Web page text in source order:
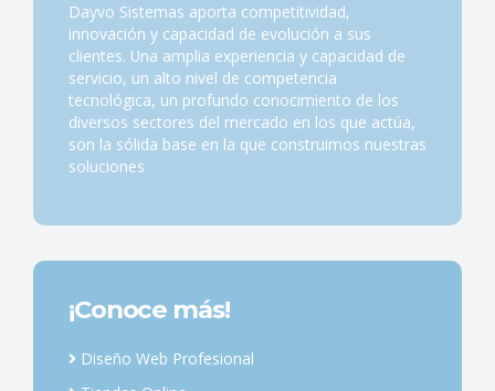
Dayvo Sistemas aporta competitividad,
innovación y capacidad de evolución a sus
clientes. Una amplia experiencia y capacidad de
servicio, un alto nivel de competencia
tecnológica, un profundo conocimiento de los
diversos sectores del mercado en los que actúa,
son la sólida base en la que construimos nuestras
soluciones
¡Conoce más!
Diseño Web Profesional